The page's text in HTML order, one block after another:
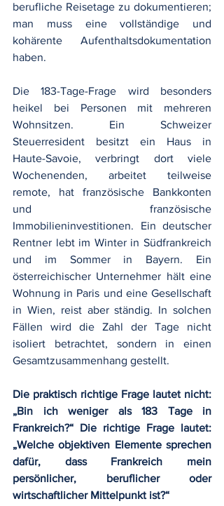
berufliche Reisetage zu dokumentieren;
man muss eine vollständige und
kohärente Aufenthaltsdokumentation
haben.
Die 183-Tage-Frage wird besonders
heikel bei Personen mit mehreren
Wohnsitzen. Ein Schweizer
Steuerresident besitzt ein Haus in
Haute-Savoie, verbringt dort viele
Wochenenden, arbeitet teilweise
remote, hat französische Bankkonten
und französische
Immobilieninvestitionen. Ein deutscher
Rentner lebt im Winter in Südfrankreich
und im Sommer in Bayern. Ein
österreichischer Unternehmer hält eine
Wohnung in Paris und eine Gesellschaft
in Wien, reist aber ständig. In solchen
Fällen wird die Zahl der Tage nicht
isoliert betrachtet, sondern in einen
Gesamtzusammenhang gestellt.
Die praktisch richtige Frage lautet nicht:
„Bin ich weniger als 183 Tage in
Frankreich?“ Die richtige Frage lautet:
„Welche objektiven Elemente sprechen
dafür, dass Frankreich mein
persönlicher, beruflicher oder
wirtschaftlicher Mittelpunkt ist?“